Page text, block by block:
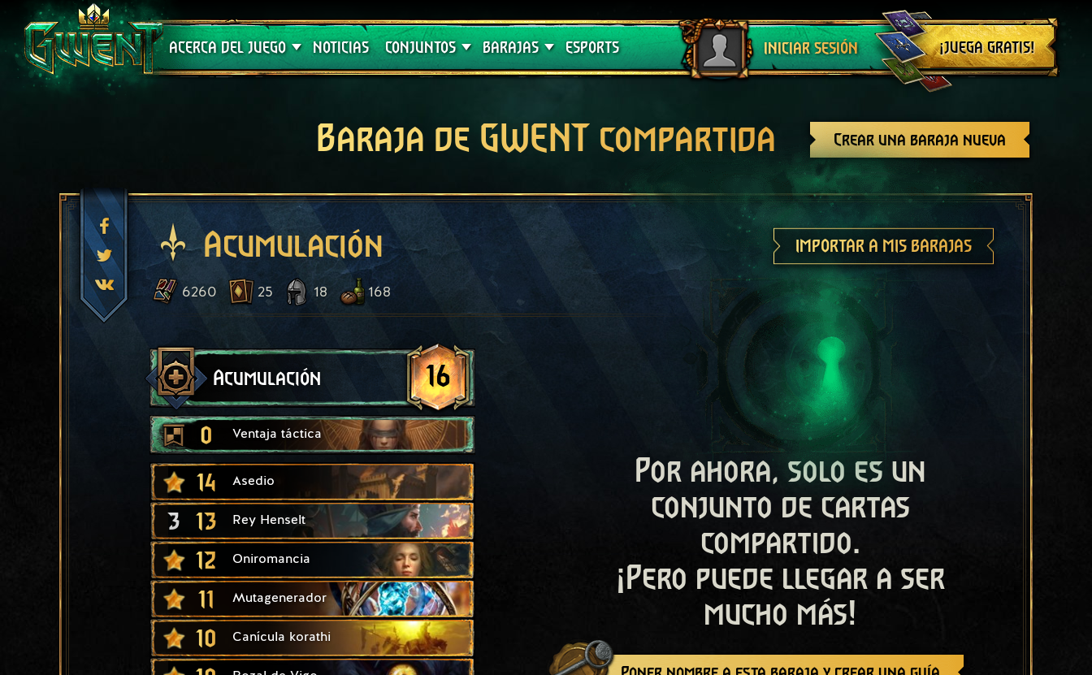
ACERCA DEL JUEGO
Soporte técnico
NOTICIAS CONJUNTOS
Crimson Curse
BARAJAS
Guías de barajas
ESPORTS INICIAR SESIÓN
Cerrar sesión
¡JUEGA GRATIS!
Crear una baraja nueva
Baraja de GWENT compartida
Acumulación IMPORTAR A MIS BARAJAS
6260 25 18 168
Acumulación 16
0 Ventaja táctica
14 Asedio
3 13 Rey Henselt
12 Oniromancia
11 Mutagenerador
10 Canícula korathi
Por ahora, solo es un
conjunto de cartas
compartido.
¡Pero puede llegar a ser
mucho más!